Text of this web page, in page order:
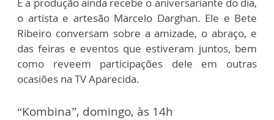
o artista e artesão Marcelo Darghan. Ele e Bete
Ribeiro conversam sobre a amizade, o abraço, e
das feiras e eventos que estiveram juntos, bem
como reveem participações dele em outras
ocasiões na TV Aparecida.
“Kombina”, domingo, às 14h